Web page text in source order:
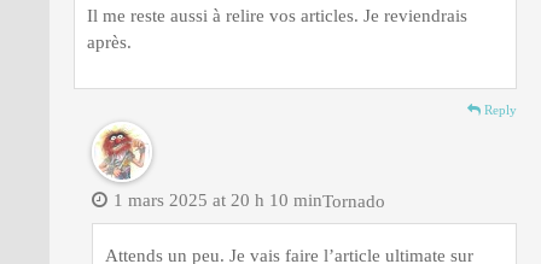
Il me reste aussi à relire vos articles. Je reviendrais
après.
Reply
Tornado
1 mars 2025 at 20 h 10 min
Attends un peu. Je vais faire l’article ultimate sur